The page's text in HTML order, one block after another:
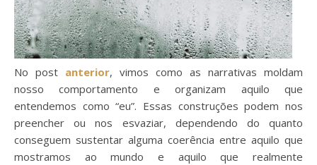
No post anterior, vimos como as narrativas moldam
nosso comportamento e organizam aquilo que
entendemos como “eu”. Essas construções podem nos
preencher ou nos esvaziar, dependendo do quanto
conseguem sustentar alguma coerência entre aquilo que
mostramos ao mundo e aquilo que realmente